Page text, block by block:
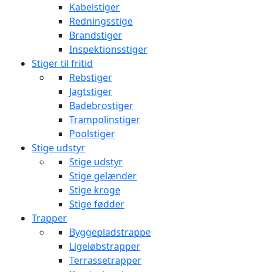
Kabelstiger
Redningsstige
Brandstiger
Inspektionsstiger
Stiger til fritid
Rebstiger
Jagtstiger
Badebrostiger
Trampolinstiger
Poolstiger
Stige udstyr
Stige udstyr
Stige gelænder
Stige kroge
Stige fødder
Trapper
Byggepladstrappe
Ligeløbstrapper
Terrassetrapper